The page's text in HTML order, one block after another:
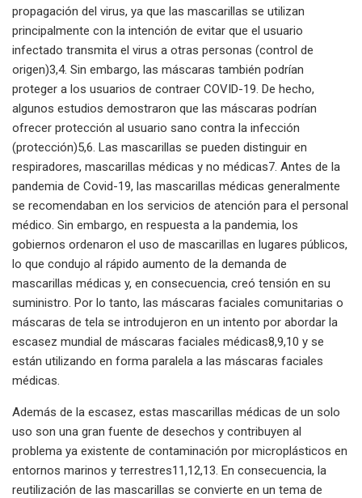
propagación del virus, ya que las mascarillas se utilizan
principalmente con la intención de evitar que el usuario
infectado transmita el virus a otras personas (control de
origen)3,4. Sin embargo, las máscaras también podrían
proteger a los usuarios de contraer COVID-19. De hecho,
algunos estudios demostraron que las máscaras podrían
ofrecer protección al usuario sano contra la infección
(protección)5,6. Las mascarillas se pueden distinguir en
respiradores, mascarillas médicas y no médicas7. Antes de la
pandemia de Covid-19, las mascarillas médicas generalmente
se recomendaban en los servicios de atención para el personal
médico. Sin embargo, en respuesta a la pandemia, los
gobiernos ordenaron el uso de mascarillas en lugares públicos,
lo que condujo al rápido aumento de la demanda de
mascarillas médicas y, en consecuencia, creó tensión en su
suministro. Por lo tanto, las máscaras faciales comunitarias o
máscaras de tela se introdujeron en un intento por abordar la
escasez mundial de máscaras faciales médicas8,9,10 y se
están utilizando en forma paralela a las máscaras faciales
médicas.
Además de la escasez, estas mascarillas médicas de un solo
uso son una gran fuente de desechos y contribuyen al
problema ya existente de contaminación por microplásticos en
entornos marinos y terrestres11,12,13. En consecuencia, la
reutilización de las mascarillas se convierte en un tema de